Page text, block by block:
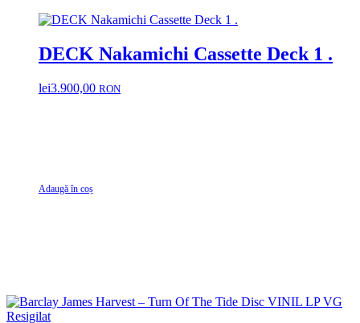
DECK Nakamichi Cassette Deck 1 .
lei3.900,00 RON
Adaugă în coș